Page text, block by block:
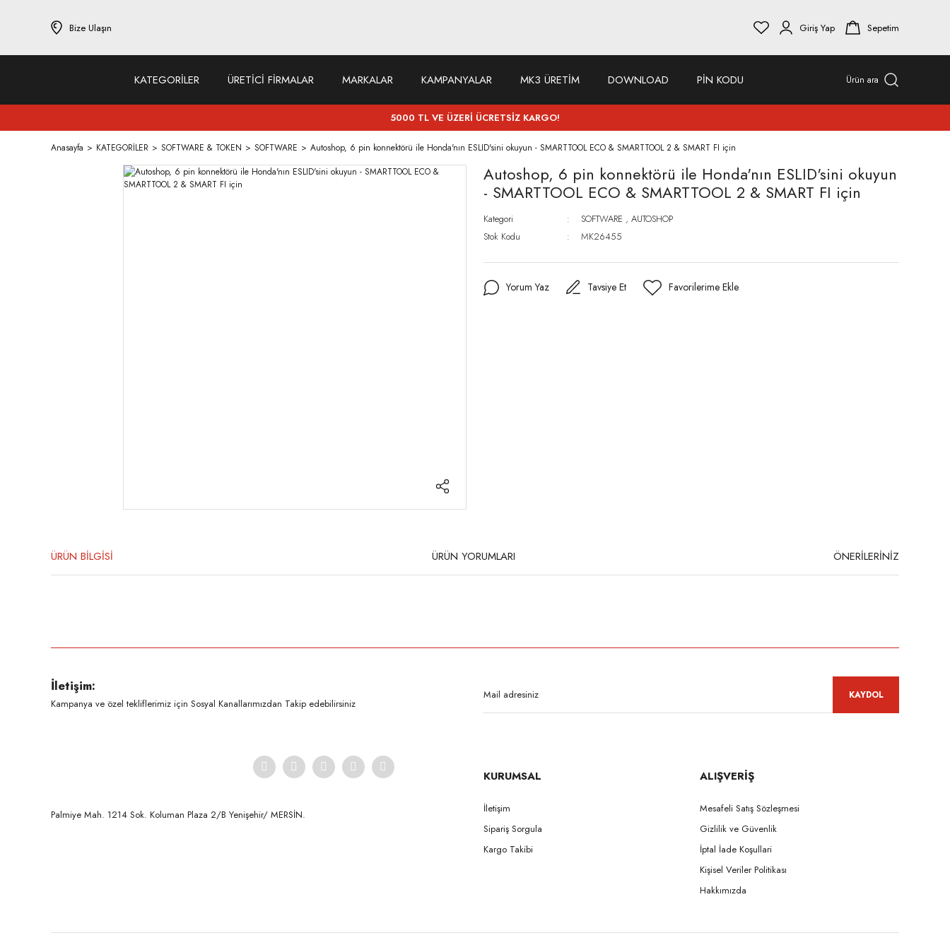
Bize Ulaşın Giriş Yap Sepetim
KATEGORİLER ÜRETİCİ FİRMALAR MARKALAR KAMPANYALAR MK3 ÜRETİM DOWNLOAD PİN KODU Ürün ara
5000 TL VE ÜZERİ ÜCRETSİZ KARGO!
Anasayfa KATEGORİLER SOFTWARE & TOKEN SOFTWARE Autoshop, 6 pin konnektörü ile Honda'nın ESLID'sini okuyun - SMARTTOOL ECO & SMARTTOOL 2 & SMART FI için
Autoshop, 6 pin konnektörü ile Honda'nın ESLID'sini okuyun
- SMARTTOOL ECO & SMARTTOOL 2 & SMART FI için
Kategori SOFTWARE , AUTOSHOP
Stok Kodu
MK26455
Yorum Yaz Tavsiye Et
ÜRÜN BİLGİSİ ÜRÜN YORUMLARI ÖNERİLERİNİZ
Ürün açıklamasında eksik bilgiler bulunuyor.
Ürün bilgilerinde hatalar bulunuyor.
İletişim:
Kampanya ve özel tekliflerimiz için Sosyal Kanallarımızdan Takip edebilirsiniz
KAYDOL
Palmiye Mah. 1214 Sok. Koluman Plaza 2/B Yenişehir/ MERSİN.ㅤㅤㅤㅤㅤㅤㅤㅤㅤㅤㅤㅤㅤㅤㅤㅤㅤㅤㅤㅤㅤㅤㅤㅤㅤㅤㅤㅤㅤㅤㅤㅤㅤㅤㅤ ㅤㅤㅤㅤㅤㅤㅤㅤㅤㅤ
KURUMSAL
İletişim
Sipariş Sorgula
Kargo Takibi
ALIŞVERİŞ
Mesafeli Satış Sözleşmesi
Gizlilik ve Güvenlik
İptal İade Koşullari
Kişisel Veriler Politikası
Hakkımızda